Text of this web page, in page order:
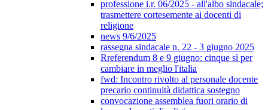
professione i.r. 06/2025 - all'albo sindacale;
trasmettere cortesemente ai docenti di
religione
news 9/6/2025
rassegna sindacale n. 22 - 3 giugno 2025
Rreferendum 8 e 9 giugno: cinque sì per
cambiare in meglio l'italia
fwd: Incontro rivolto al personale docente
precario continuità didattica sostegno
convocazione assemblea fuori orario di